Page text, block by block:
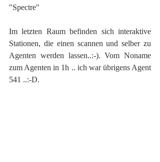
"Spectre"
Im letzten Raum befinden sich interaktive
Stationen, die einen scannen und selber zu
Agenten werden lassen..:-). Vom Noname
zum Agenten in 1h .. ich war übrigens Agent
541 ..:-D.